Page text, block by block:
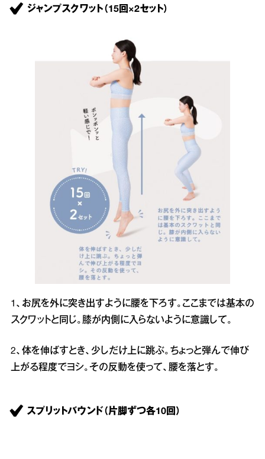
ジャンプスクワット（15回×2セット）
1、お尻を外に突き出すように腰を下ろす。ここまでは基本の
スクワットと同じ。膝が内側に入らないように意識して。
2、体を伸ばすとき、少しだけ上に跳ぶ。ちょっと弾んで伸び
上がる程度でヨシ。その反動を使って、腰を落とす。
スプリットバウンド（片脚ずつ各10回）